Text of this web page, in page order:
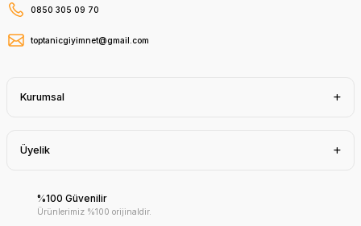
0850 305 09 70
toptanicgiyimnet@gmail.com
Kurumsal
Üyelik
%100 Güvenilir
Ürünlerimiz %100 orijinaldir.